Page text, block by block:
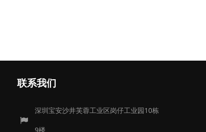
联系我们
深圳宝安沙井芙蓉工业区岗仔工业园10栋
9楼